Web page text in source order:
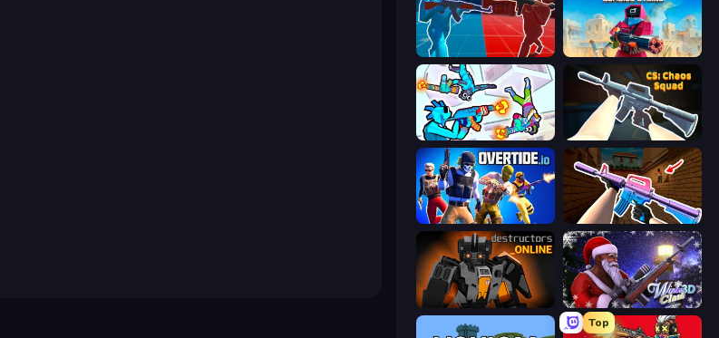
Battle of the Soldiers: Red vs Blue Pixel Combat: Zombies Strike
Gravity Arena Shooter CS: Chaos Squad
Overtide.io KS Z
Destructors Online Winter Clash 3D
Top